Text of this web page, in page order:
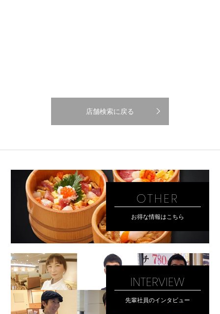
店舗検索に戻る
OTHER
お得な情報はこちら
INTERVIEW
先輩社員のインタビュー